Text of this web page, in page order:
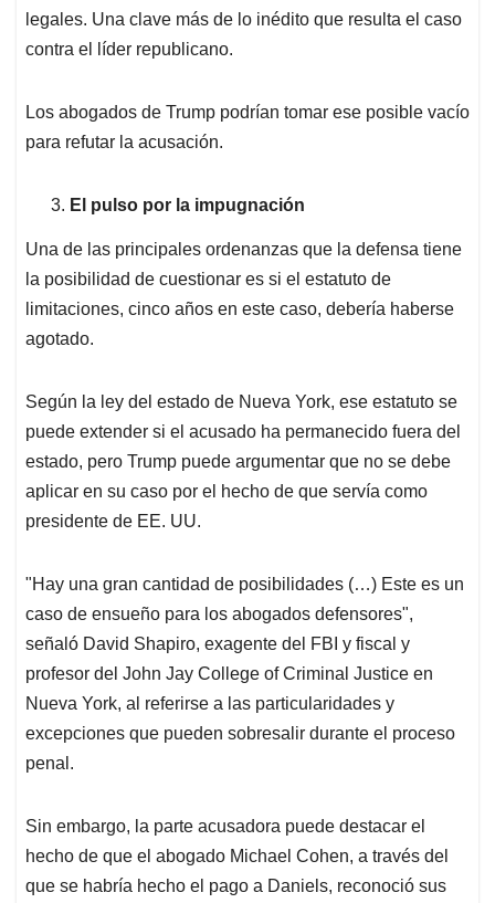
legales. Una clave más de lo inédito que resulta el caso
contra el líder republicano.
Los abogados de Trump podrían tomar ese posible vacío
para refutar la acusación.
El pulso por la impugnación
Una de las principales ordenanzas que la defensa tiene
la posibilidad de cuestionar es si el estatuto de
limitaciones, cinco años en este caso, debería haberse
agotado.
Según la ley del estado de Nueva York, ese estatuto se
puede extender si el acusado ha permanecido fuera del
estado, pero Trump puede argumentar que no se debe
aplicar en su caso por el hecho de que servía como
presidente de EE. UU.
"Hay una gran cantidad de posibilidades (…) Este es un
caso de ensueño para los abogados defensores",
señaló David Shapiro, exagente del FBI y fiscal y
profesor del John Jay College of Criminal Justice en
Nueva York, al referirse a las particularidades y
excepciones que pueden sobresalir durante el proceso
penal.
Sin embargo, la parte acusadora puede destacar el
hecho de que el abogado Michael Cohen, a través del
que se habría hecho el pago a Daniels, reconoció sus